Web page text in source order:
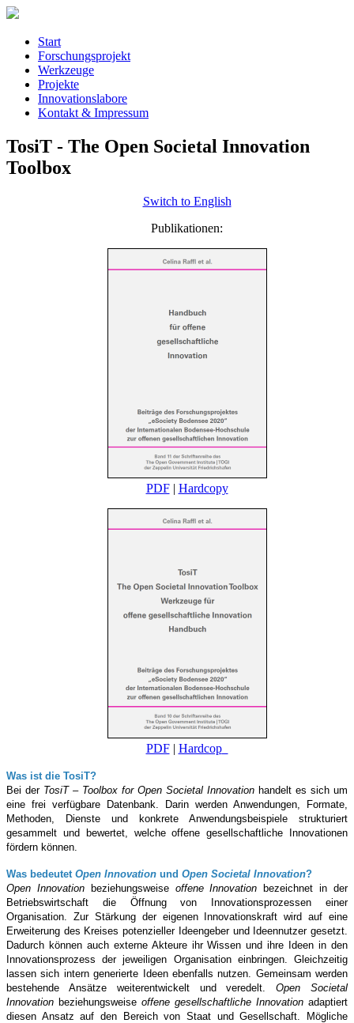
Start
Forschungsprojekt
Werkzeuge
Projekte
Innovationslabore
Kontakt & Impressum
TosiT - The Open Societal Innovation
Toolbox
Switch to English
Publikationen:
PDF| Hardcopy
PDF| Hardcop
Was ist die TosiT?
Bei der TosiT – Toolbox for Open Societal Innovation handelt es sich um
eine frei verfügbare Datenbank. Darin werden Anwendungen, Formate,
Methoden, Dienste und konkrete Anwendungsbeispiele strukturiert
gesammelt und bewertet, welche offene gesellschaftliche Innovationen
fördern können.
Was bedeutet Open Innovation und Open Societal Innovation?
Open Innovationbeziehungsweise offene Innovation bezeichnet in der
Betriebswirtschaft die Öffnung von Innovationsprozessen einer
Organisation. Zur Stärkung der eigenen Innovationskraft wird auf eine
Erweiterung des Kreises potenzieller Ideengeber und Ideennutzer gesetzt.
Dadurch können auch externe Akteure ihr Wissen und ihre Ideen in den
Innovationsprozess der jeweiligen Organisation einbringen. Gleichzeitig
lassen sich intern generierte Ideen ebenfalls nutzen. Gemeinsam werden
bestehende Ansätze weiterentwickelt und veredelt.Open Societal
Innovation beziehungsweise offene gesellschaftliche Innovation adaptiert
diesen Ansatz auf den Bereich von Staat und Gesellschaft. Mögliche